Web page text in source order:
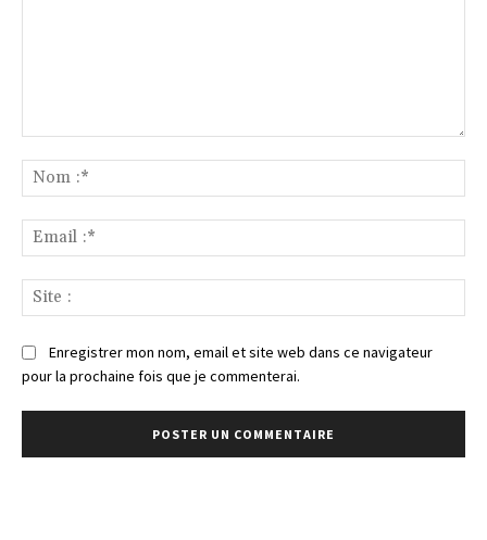
:*
:*
:
Enregistrer mon nom, email et site web dans ce navigateur
pour la prochaine fois que je commenterai.